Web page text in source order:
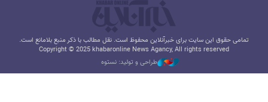
تمامی حقوق این سایت برای خبرآنلاین محفوظ است. نقل مطالب با ذکر منبع بلامانع است.
Copyright © 2025 khabaronline News Agancy, All rights reserved
طراحی و تولید: نستوه